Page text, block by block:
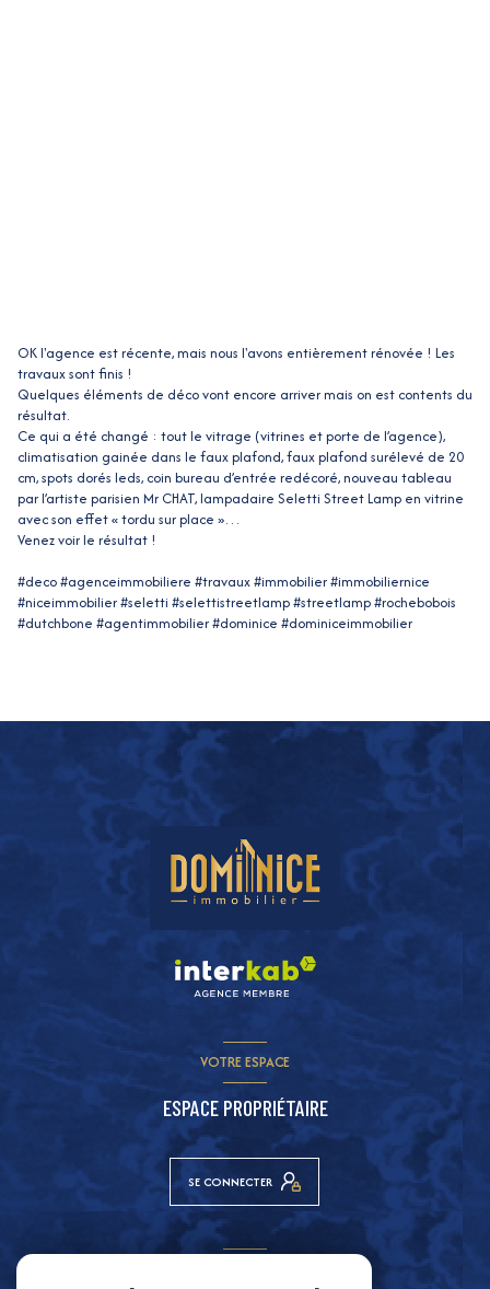
OK l'agence est récente, mais nous l'avons entièrement rénovée ! Les
travaux sont finis !
Quelques éléments de déco vont encore arriver mais on est contents du
résultat.
Ce qui a été changé : tout le vitrage (vitrines et porte de l’agence),
climatisation gainée dans le faux plafond, faux plafond surélevé de 20
cm, spots dorés leds, coin bureau d’entrée redécoré, nouveau tableau
par l’artiste parisien Mr CHAT, lampadaire Seletti Street Lamp en vitrine
avec son effet « tordu sur place »…
Venez voir le résultat !
#deco #agenceimmobiliere #travaux #immobilier #immobiliernice
#niceimmobilier #seletti #selettistreetlamp #streetlamp #rochebobois
#dutchbone #agentimmobilier #dominice #dominiceimmobilier
VOTRE ESPACE
ESPACE PROPRIÉTAIRE
SE CONNECTER